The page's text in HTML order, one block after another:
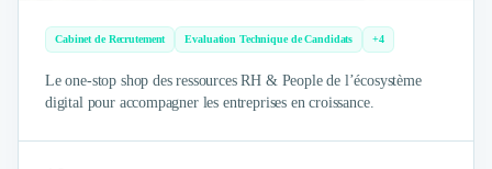
Cabinet de Recrutement Evaluation Technique de Candidats +4
Le one-stop shop des ressources RH & People de l’écosystème
digital pour accompagner les entreprises en croissance.